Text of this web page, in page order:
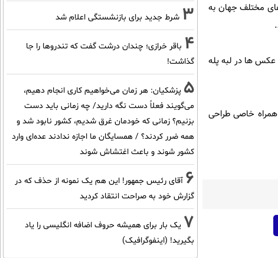
مختلف جهان به
عکس ها در لبه پله
همراه خاصی طراحی
3 شرط جدید برای بازنشستگی اعلام شد
4 باقر خرازی؛ چندان درشت گفت که تندروها را جا
گذاشت!
5 پزشکیان: هر زمان می‌خواهیم کاری انجام دهیم،
می‌گویند فعلاً دست نگه دارید/ چه زمانی باید دست
بزنیم؟ زمانی که خودمان غرق شدیم، کشور نابود شد و
همه ضرر کردند؟ / همسایگان ما اجازه ندادند عده‌ای وارد
کشور شوند و باعث اغتشاش شوند
6 آقای رئیس جمهور! این هم یک نمونه از حذف که در
گزارش خود به صراحت انتقاد کردید
7 یک بار برای همیشه حروف اضافه انگلیسی را یاد
بگیرید! (اینفوگرافیک)